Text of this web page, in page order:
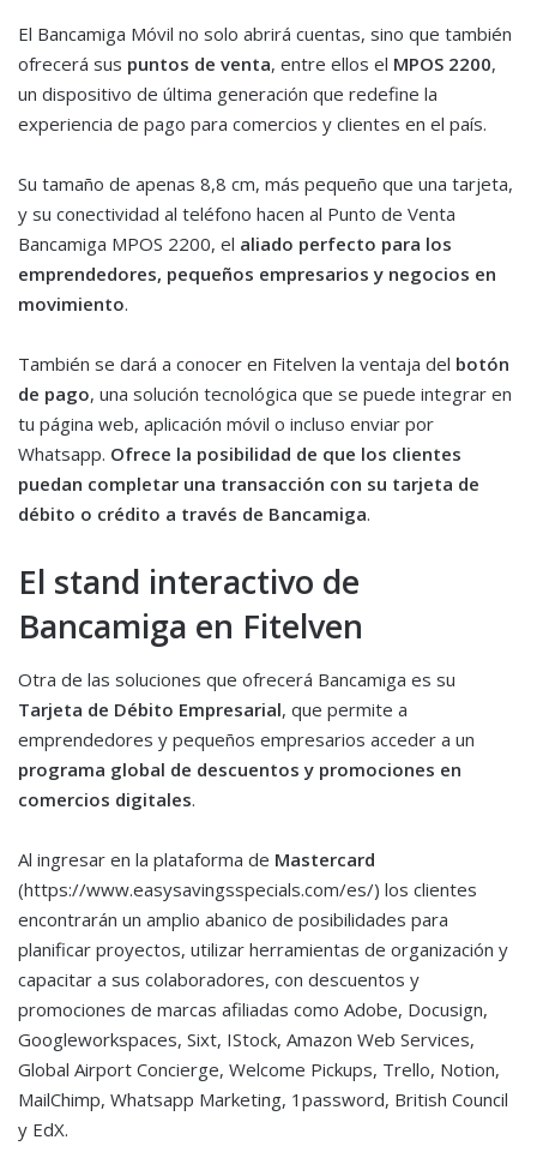
El Bancamiga Móvil no solo abrirá cuentas, sino que también
ofrecerá sus puntos de venta, entre ellos el MPOS 2200,
un dispositivo de última generación que redefine la
experiencia de pago para comercios y clientes en el país.
Su tamaño de apenas 8,8 cm, más pequeño que una tarjeta,
y su conectividad al teléfono hacen al Punto de Venta
Bancamiga MPOS 2200, el aliado perfecto para los
emprendedores, pequeños empresarios y negocios en
movimiento.
También se dará a conocer en Fitelven la ventaja del botón
de pago, una solución tecnológica que se puede integrar en
tu página web, aplicación móvil o incluso enviar por
Whatsapp. Ofrece la posibilidad de que los clientes
puedan completar una transacción con su tarjeta de
débito o crédito a través de Bancamiga.
El stand interactivo de
Bancamiga en Fitelven
Otra de las soluciones que ofrecerá Bancamiga es su
Tarjeta de Débito Empresarial, que permite a
emprendedores y pequeños empresarios acceder a un
programa global de descuentos y promociones en
comercios digitales.
Al ingresar en la plataforma de Mastercard
(https://www.easysavingsspecials.com/es/) los clientes
encontrarán un amplio abanico de posibilidades para
planificar proyectos, utilizar herramientas de organización y
capacitar a sus colaboradores, con descuentos y
promociones de marcas afiliadas como Adobe, Docusign,
Googleworkspaces, Sixt, IStock, Amazon Web Services,
Global Airport Concierge, Welcome Pickups, Trello, Notion,
MailChimp, Whatsapp Marketing, 1password, British Council
y EdX.